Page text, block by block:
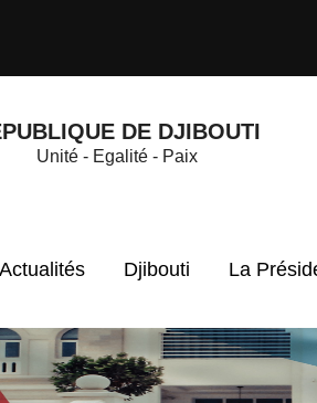
DE DJIBOUTI
Unité - Egalité - Paix
Actualités Djibouti La